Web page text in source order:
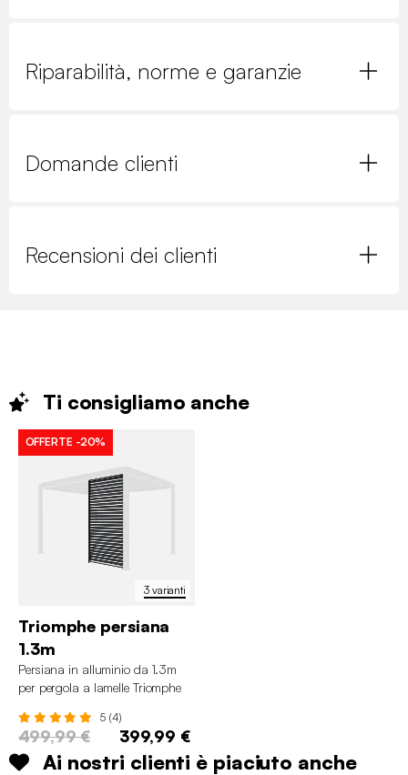
Riparabilità, norme e garanzie
Domande clienti
Recensioni dei clienti
Ti consigliamo anche
3 varianti
OFFERTE -20%
Triomphe persiana
1.3m
Persiana in alluminio da 1.3m
per pergola a lamelle Triomphe
5 (4)
499,99 € 399,99 €
Ai nostri clienti è piaciuto anche